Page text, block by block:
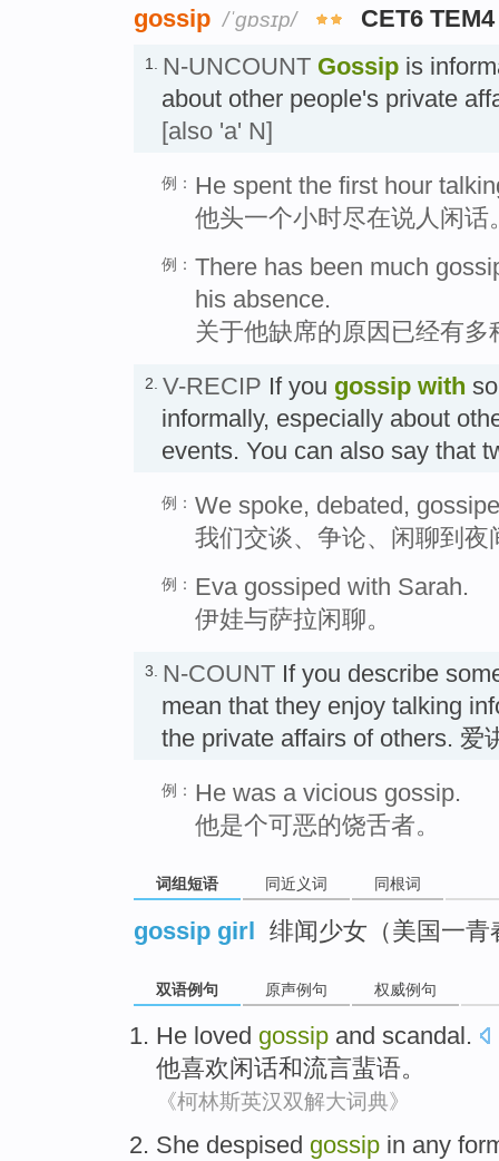
gossip /ˈɡɒsɪp/ CET6 TEM4
1. N-UNCOUNT Gossip is
about other people's private
[also 'a' N]
例： He spent the first hour
他头一个小时尽在说人闲话
例： There has been much
his absence.
关于他缺席的原因已经有多
2. V-RECIP If you gossip with
informally, especially about
events. You can also say that
例： We spoke, debated,
我们交谈、争论、闲聊到夜
例： Eva gossiped with Sarah.
伊娃与萨拉闲聊。
3. N-COUNT If you describe
mean that they enjoy talking
the private affairs of others. 爱
例： He was a vicious gossip.
他是个可恶的饶舌者。
词组短语 同近义词 同根词
gossip girl 绯闻少女（美国一青
双语例句 原声例句 权威例句
He loved gossip and scandal.
他喜欢闲话和流言蜚语。
《柯林斯英汉双解大词典》
She despised gossip in any